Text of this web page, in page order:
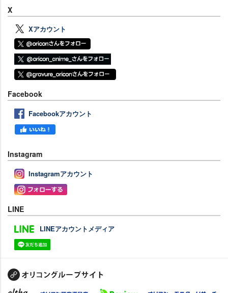
X
Xアカウント
Facebook
Facebookアカウント
Instagram
Instagramアカウント
LINE
LINEアカウントメディア